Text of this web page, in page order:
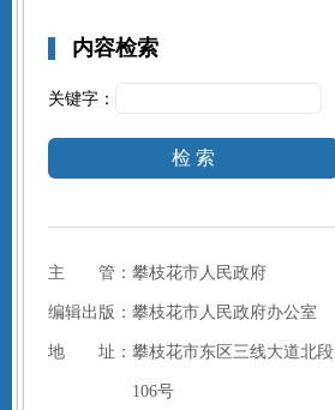
内容检索
关键字：
检 索
主 管：攀枝花市人民政府
编辑出版：攀枝花市人民政府办公室
地 址：攀枝花市东区三线大道北段
106号